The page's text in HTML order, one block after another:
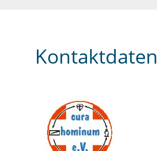
Kontaktdaten